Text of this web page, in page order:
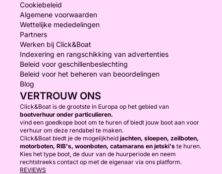
Cookiebeleid
Algemene voorwaarden
Wettelijke mededelingen
Partners
Werken bij Click&Boat
Indexering en rangschikking van advertenties
Beleid voor geschillenbeslechting
Beleid voor het beheren van beoordelingen
Blog
VERTROUW ONS
Click&Boat is de grootste in Europa op het gebied van
bootverhuur onder particulieren.
vind een goedkope boot om te huren of biedt jouw boot aan voor
verhuur om deze rendabel te maken.
Click&Boat biedt je de mogelijkheid jachten, sloepen, zeilboten,
motorboten, RIB's, woonboten, catamarans en jetski's te huren.
Kies het type boot, de duur van de huurperiode en neem
rechtstreeks contact op met de eigenaar via ons platform.
REVIEWS